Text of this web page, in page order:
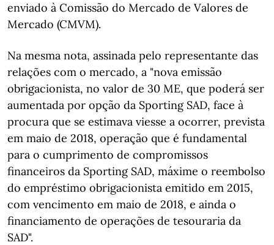
enviado à Comissão do Mercado de Valores de
Mercado (CMVM).
Na mesma nota, assinada pelo representante das
relações com o mercado, a "nova emissão
obrigacionista, no valor de 30 ME, que poderá ser
aumentada por opção da Sporting SAD, face à
procura que se estimava viesse a ocorrer, prevista
em maio de 2018, operação que é fundamental
para o cumprimento de compromissos
financeiros da Sporting SAD, máxime o reembolso
do empréstimo obrigacionista emitido em 2015,
com vencimento em maio de 2018, e ainda o
financiamento de operações de tesouraria da
SAD".